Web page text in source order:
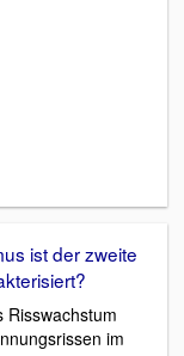
ist der zweite
Risswachstum
im